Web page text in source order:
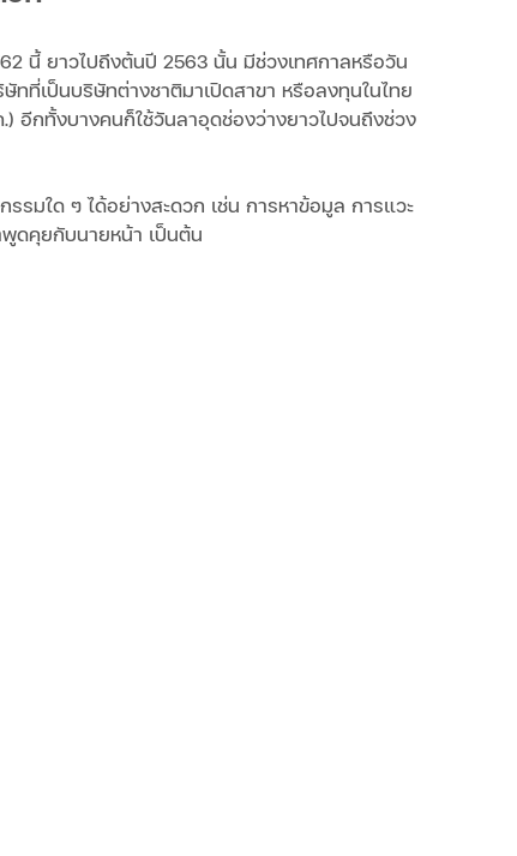
นี้ ยาวไปถึงต้นปี 2563 นั้น มีช่วงเทศกาลหรือวัน
ที่เป็นบริษัทต่างชาติมาเปิดสาขา หรือลงทุนในไทย
อีกทั้งบางคนก็ใช้วันลาอุดช่องว่างยาวไปจนถึงช่วง
มใด ๆ ได้อย่างสะดวก เช่น การหาข้อมูล การแวะ
พูดคุยกับนายหน้า เป็นต้น